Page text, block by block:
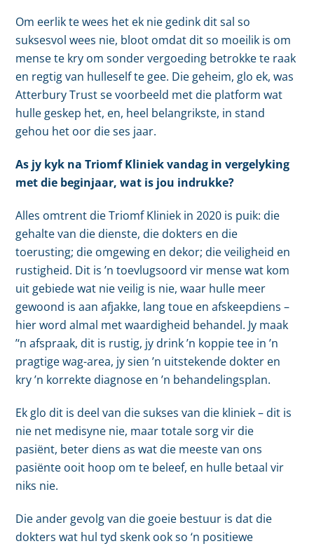
Om eerlik te wees het ek nie gedink dit sal so
suksesvol wees nie, bloot omdat dit so moeilik is om
mense te kry om sonder vergoeding betrokke te raak
en regtig van hulleself te gee. Die geheim, glo ek, was
Atterbury Trust se voorbeeld met die platform wat
hulle geskep het, en, heel belangrikste, in stand
gehou het oor die ses jaar.
As jy kyk na Triomf Kliniek vandag in vergelyking
met die beginjaar, wat is jou indrukke?
Alles omtrent die Triomf Kliniek in 2020 is puik: die
gehalte van die dienste, die dokters en die
toerusting; die omgewing en dekor; die veiligheid en
rustigheid. Dit is ’n toevlugsoord vir mense wat kom
uit gebiede wat nie veilig is nie, waar hulle meer
gewoond is aan afjakke, lang toue en afskeepdiens –
hier word almal met waardigheid behandel. Jy maak
’‘n afspraak, dit is rustig, jy drink ’n koppie tee in ’n
pragtige wag-area, jy sien ’n uitstekende dokter en
kry ’n korrekte diagnose en ’n behandelingsplan.
Ek glo dit is deel van die sukses van die kliniek – dit is
nie net medisyne nie, maar totale sorg vir die
pasiënt, beter diens as wat die meeste van ons
pasiënte ooit hoop om te beleef, en hulle betaal vir
niks nie.
Die ander gevolg van die goeie bestuur is dat die
dokters wat hul tyd skenk ook so ‘n positiewe